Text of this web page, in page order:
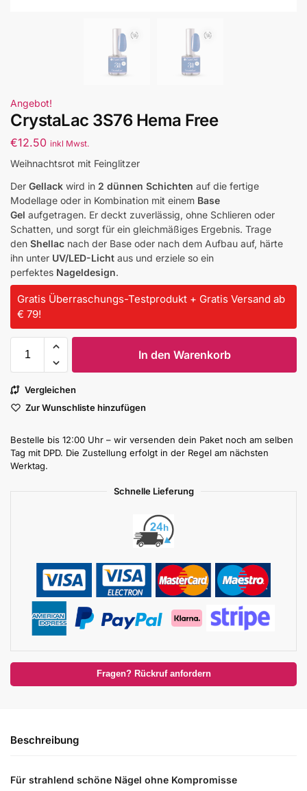
Angebot!
CrystaLac 3S76 Hema Free
€12.50 inkl Mwst.
Weihnachtsrot mit Feinglitzer
Der Gellack wird in 2 dünnen Schichten auf die fertige
Modellage oder in Kombination mit einem Base
Gel aufgetragen. Er deckt zuverlässig, ohne Schlieren oder
Schatten, und sorgt für ein gleichmäßiges Ergebnis. Trage
den Shellac nach der Base oder nach dem Aufbau auf, härte
ihn unter UV/LED-Licht aus und erziele so ein
perfektes Nageldesign.
Gratis Überraschungs-Testprodukt + Gratis Versand ab
€ 79!
In den Warenkorb
Vergleichen
Zur Wunschliste hinzufügen
Bestelle bis 12:00 Uhr – wir versenden dein Paket noch am selben
Tag mit DPD. Die Zustellung erfolgt in der Regel am nächsten
Werktag.
Schnelle Lieferung
Fragen? Rückruf anfordern
Beschreibung
Für strahlend schöne Nägel ohne Kompromisse